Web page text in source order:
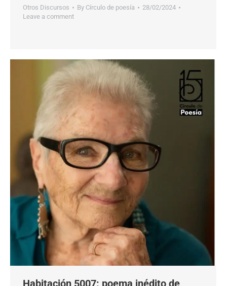
Otros Discursos By Círculo de poesía
28/02/2024
Leave a comment
Habitación 5007: poema inédito de